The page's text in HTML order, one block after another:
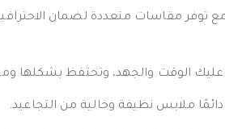
توفر مقاسات متعددة لضمان
عليك الوقت والجهد، وتحتفظ بشكلها
ملابس نظيفة وخالية من التجاعيد.